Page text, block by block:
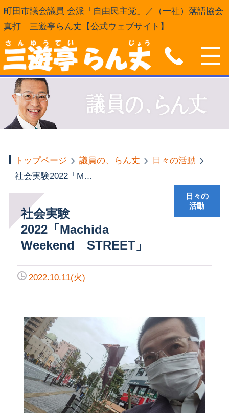
町田市議会議員 会派「自由民主党」／（一社）落語協会
真打 三遊亭らん丈【公式ウェブサイト】
トップページ 議員の、らん丈
日々の活動
社会実験2022「Machida Weekend STREET」
社会実験
2022「Machida
Weekend STREET」
日々の
活動
2022.10.11(火)